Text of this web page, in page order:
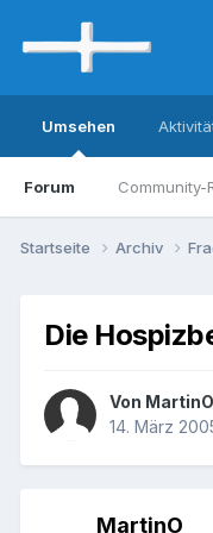
Umsehen
Forum Community-
Startseite Archiv
Die
Von MartinO
14. März
MartinO